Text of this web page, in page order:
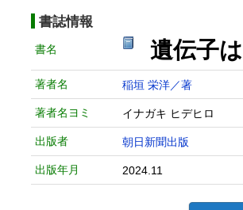
書誌情報
書名 遺伝子
著者名 稲垣 栄洋／著
著者名ヨミ イナガキ ヒデヒロ
出版者 朝日新聞出版
出版年月 2024.11